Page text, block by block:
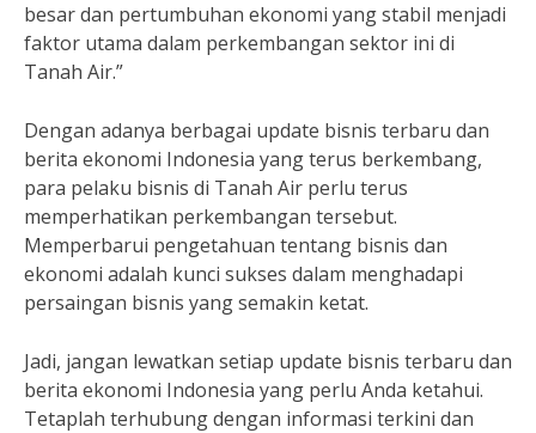
besar dan pertumbuhan ekonomi yang stabil menjadi
faktor utama dalam perkembangan sektor ini di
Tanah Air.”
Dengan adanya berbagai update bisnis terbaru dan
berita ekonomi Indonesia yang terus berkembang,
para pelaku bisnis di Tanah Air perlu terus
memperhatikan perkembangan tersebut.
Memperbarui pengetahuan tentang bisnis dan
ekonomi adalah kunci sukses dalam menghadapi
persaingan bisnis yang semakin ketat.
Jadi, jangan lewatkan setiap update bisnis terbaru dan
berita ekonomi Indonesia yang perlu Anda ketahui.
Tetaplah terhubung dengan informasi terkini dan